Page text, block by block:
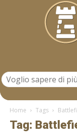
Home Tags
Tag: